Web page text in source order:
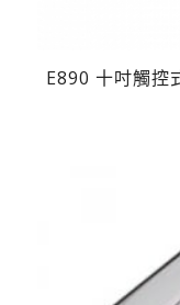
E890 十吋觸控